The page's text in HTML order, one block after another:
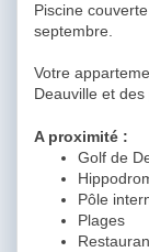
Piscine
septembre.
Votre
Deauville et
A proximité :
Golf de
Pôle
Plages